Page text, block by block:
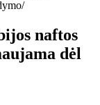
naftos
dėl